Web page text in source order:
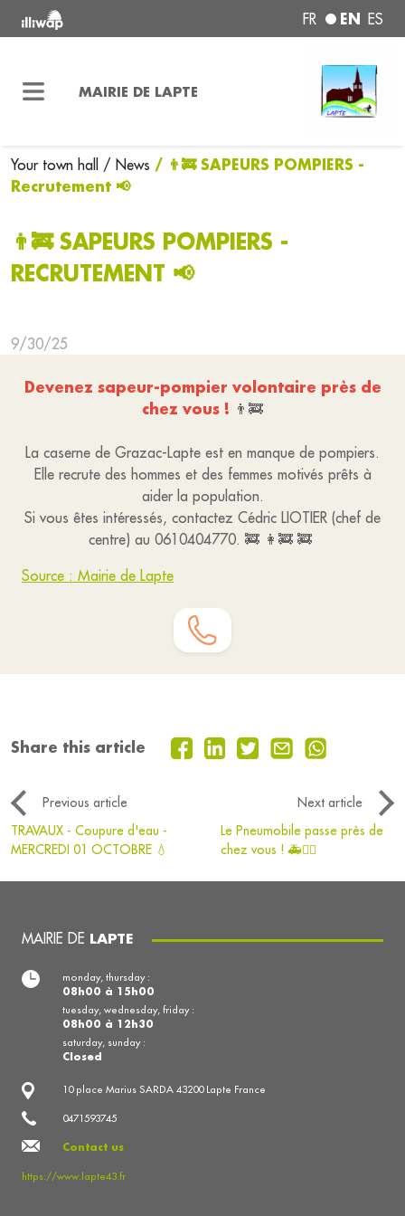
FR EN ES
MAIRIE DE LAPTE
Your town hall / News / 👨‍🚒 SAPEURS POMPIERS -
Recrutement 📢
👨‍🚒 SAPEURS POMPIERS -
RECRUTEMENT 📢
9/30/25
Devenez sapeur-pompier volontaire près de
chez vous ! 👨‍🚒
La caserne de Grazac-Lapte est en manque de pompiers.
Elle recrute des hommes et des femmes motivés prêts à
aider la population.
Si vous êtes intéressés, contactez Cédric LIOTIER (chef de
centre) au 0610404770. 🚒 👩‍🚒 🚒
Source : Mairie de Lapte
Share this article
Previous article
Next article
TRAVAUX - Coupure d'eau -
MERCREDI 01 OCTOBRE 💧
Le Pneumobile passe près de
chez vous ! 🚑👩‍⚕️
MAIRIE DE LAPTE
10 place Marius SARDA 43200 Lapte France
0471593745
Contact us
https://www.lapte43.fr
monday, thursday :
08h00 à 15h00
tuesday, wednesday, friday :
08h00 à 12h30
saturday, sunday :
Closed